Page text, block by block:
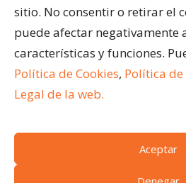
sitio. No consentir o retirar el
puede afectar negativamente
características y funciones.
Política de Cookies, Política
Legal de la web.
Aceptar
¿Qué son los
terrazas?
Ventajas de acristalar la
Cómo limpiar una
Todos